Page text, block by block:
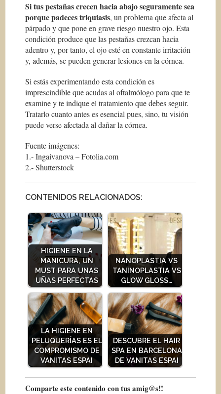
Si tus pestañas crecen hacia abajo seguramente sea
porque padeces triquiasis, un problema que afecta al
párpado y que pone en grave riesgo nuestro ojo. Esta
condición produce que las pestañas crezcan hacia
adentro y, por tanto, el ojo esté en constante irritación
y, además, se pueden generar lesiones en la córnea.
Si estás experimentando esta condición es
imprescindible que acudas al oftalmólogo para que te
examine y te indique el tratamiento que debes seguir.
Tratarlo cuanto antes es esencial pues, sino, tu visión
puede verse afectada al dañar la córnea.
Fuente imágenes:
1.- Ingaivanova – Fotolia.com
2.- Shutterstock
CONTENIDOS RELACIONADOS:
HIGIENE EN LA
MANICURA, UN
MUST PARA UNAS
UÑAS PERFECTAS
NANOPLASTIA VS
TANINOPLASTIA VS
GLOW GLOSS…
LA HIGIENE EN
PELUQUERÍAS ES EL
COMPROMISMO DE
VANITAS ESPAI
DESCUBRE EL HAIR
SPA EN BARCELONA
DE VANITAS ESPAI
Comparte este contenido con tus amig@s!!